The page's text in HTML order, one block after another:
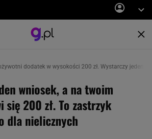
dodatek w wysokości 200 zł. Wystarczy jeden
wniosek, a na twoim
się 200 zł. To zastrzyk
dla nielicznych